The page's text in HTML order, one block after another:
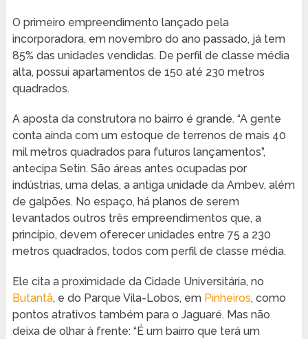
O primeiro empreendimento lançado pela
incorporadora, em novembro do ano passado, já tem
85% das unidades vendidas. De perfil de classe média
alta, possui apartamentos de 150 até 230 metros
quadrados.
A aposta da construtora no bairro é grande. “A gente
conta ainda com um estoque de terrenos de mais 40
mil metros quadrados para futuros lançamentos”,
antecipa Setin. São áreas antes ocupadas por
indústrias, uma delas, a antiga unidade da Ambev, além
de galpões. No espaço, há planos de serem
levantados outros três empreendimentos que, a
princípio, devem oferecer unidades entre 75 a 230
metros quadrados, todos com perfil de classe média.
Ele cita a proximidade da Cidade Universitária, no
Butantã, e do Parque Vila-Lobos, em Pinheiros, como
pontos atrativos também para o Jaguaré. Mas não
deixa de olhar à frente: “É um bairro que terá um